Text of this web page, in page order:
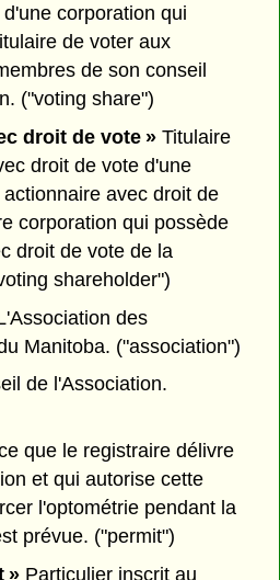
corporation qui
de voter aux
de son conseil
("voting share")
droit de vote »Titulaire
droit de vote d'une
avec droit de
corporation qui possède
droit de vote de la
shareholder")
des
Manitoba. ("association")
de l'Association.
que le registraire délivre
et qui autorise cette
l'optométrie pendant la
prévue. ("permit")
»Particulier inscrit au